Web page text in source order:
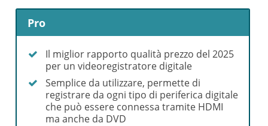
Pro
Il miglior rapporto qualità prezzo del 2025
per un videoregistratore digitale
Semplice da utilizzare, permette di
registrare da ogni tipo di periferica digitale
che può essere connessa tramite HDMI
ma anche da DVD